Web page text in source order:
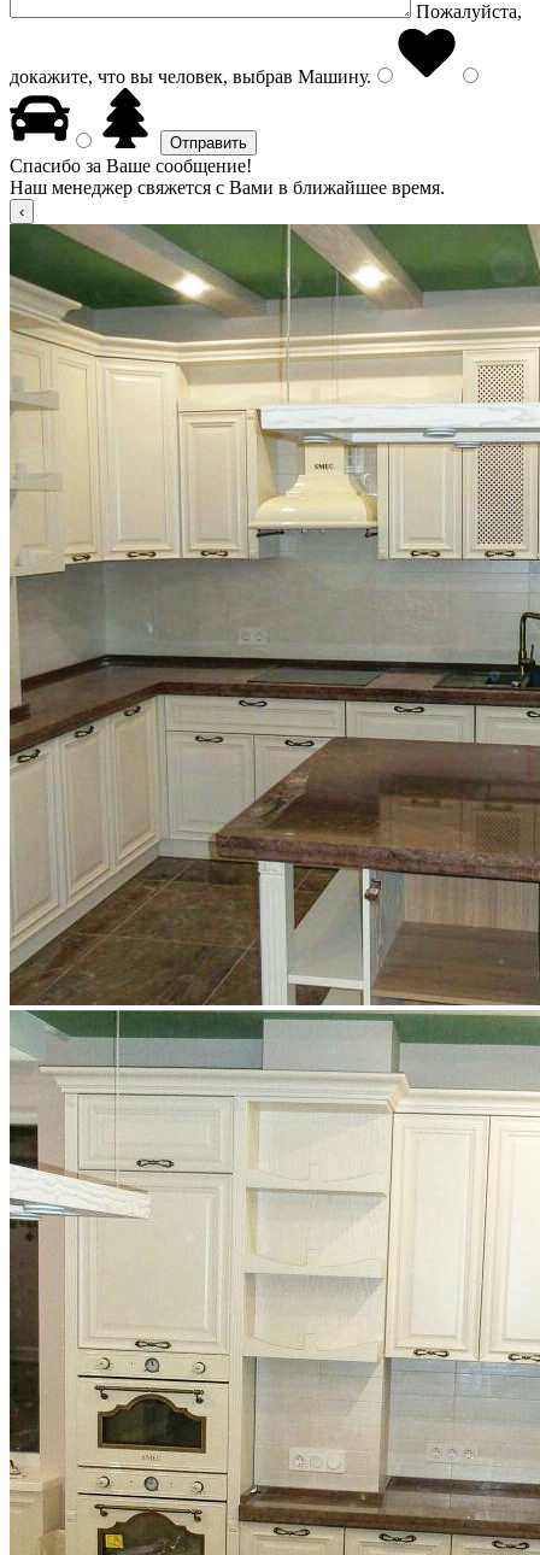
Пожалуйста,
докажите, что вы человек, выбрав Машину.
Спасибо за Ваше сообщение!
Наш менеджер свяжется с Вами в ближайшее время.